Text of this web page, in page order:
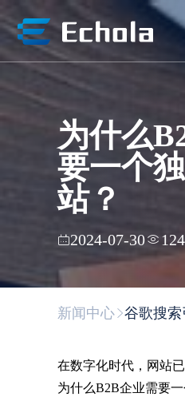
为什么
要一个
站？
2024-07-30 124
新闻中心 谷歌搜
在数字化时代，网站
为什么B2B企业需要一